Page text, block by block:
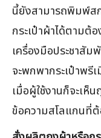
นี้ยังสามารถพิมพ์ส
กระเป๋าผ้าได้ตามต้
เครื่องมือประชาสัม
จะพกพากระเป๋าพรี
เมื่อผู้ใช้งานก็จะเ
ข้อความสโลแกนที่ต้